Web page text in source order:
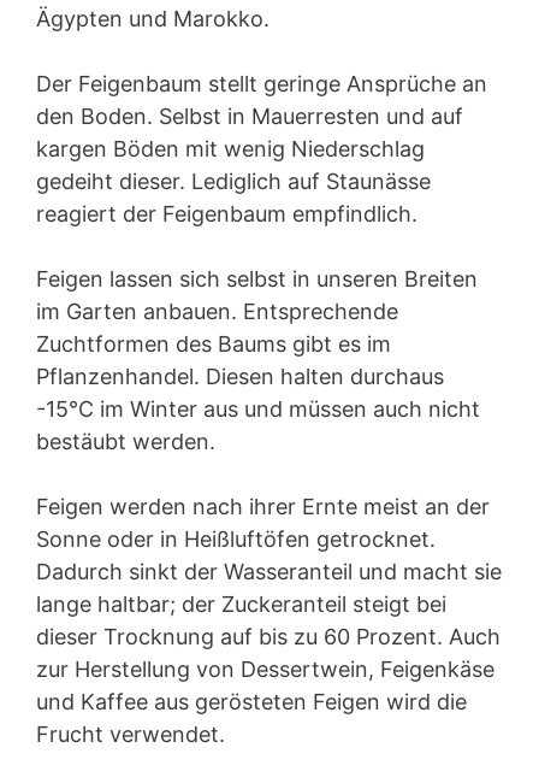
Ägypten und Marokko.
Der Feigenbaum stellt geringe Ansprüche an
den Boden. Selbst in Mauerresten und auf
kargen Böden mit wenig Niederschlag
gedeiht dieser. Lediglich auf Staunässe
reagiert der Feigenbaum empfindlich.
Feigen lassen sich selbst in unseren Breiten
im Garten anbauen. Entsprechende
Zuchtformen des Baums gibt es im
Pflanzenhandel. Diesen halten durchaus
-15°C im Winter aus und müssen auch nicht
bestäubt werden.
Feigen werden nach ihrer Ernte meist an der
Sonne oder in Heißluftöfen getrocknet.
Dadurch sinkt der Wasseranteil und macht sie
lange haltbar; der Zuckeranteil steigt bei
dieser Trocknung auf bis zu 60 Prozent. Auch
zur Herstellung von Dessertwein, Feigenkäse
und Kaffee aus gerösteten Feigen wird die
Frucht verwendet.